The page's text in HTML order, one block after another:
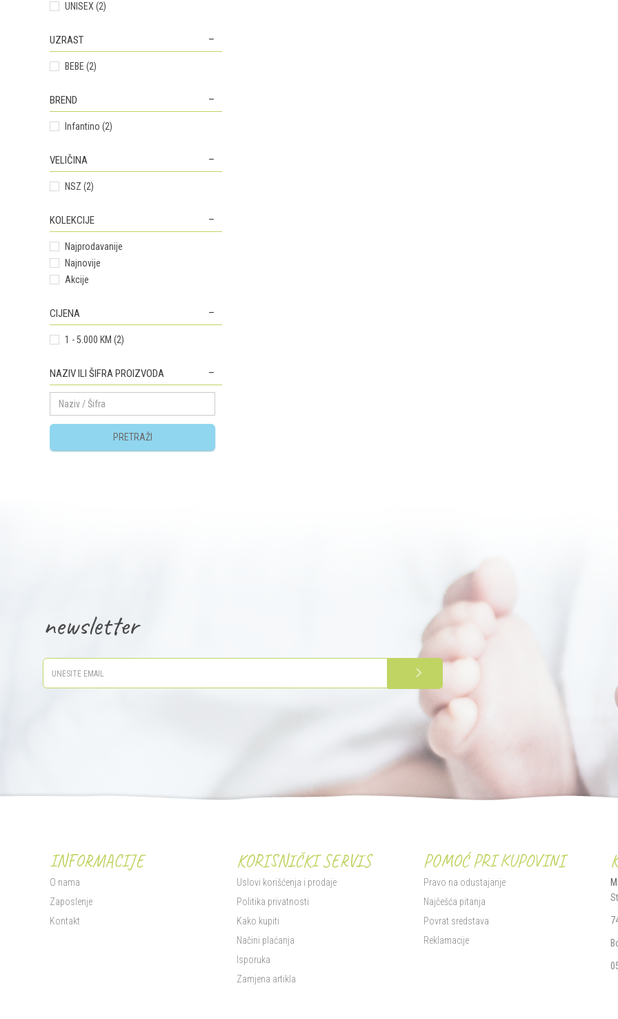
UNISEX (2)
UZRAST
BEBE (2)
BREND
Infantino (2)
VELIČINA
NSZ (2)
KOLEKCIJE
Najprodavanije
Najnovije
Akcije
CIJENA
1 - 5.000 KM (2)
NAZIV ILI ŠIFRA PROIZVODA
PRETRAŽI
newsletter
PRIJAVITE SE
INFORMACIJE
O nama
Zaposlenje
Kontakt
KORISNIČKI SERVIS
Uslovi korišćenja i prodaje
Politika privatnosti
Kako kupiti
Načini plaćanja
Isporuka
Zamjena artikla
POMOĆ PRI KUPOVINI
Pravo na odustajanje
Najčešća pitanja
Povrat sredstava
Reklamacije